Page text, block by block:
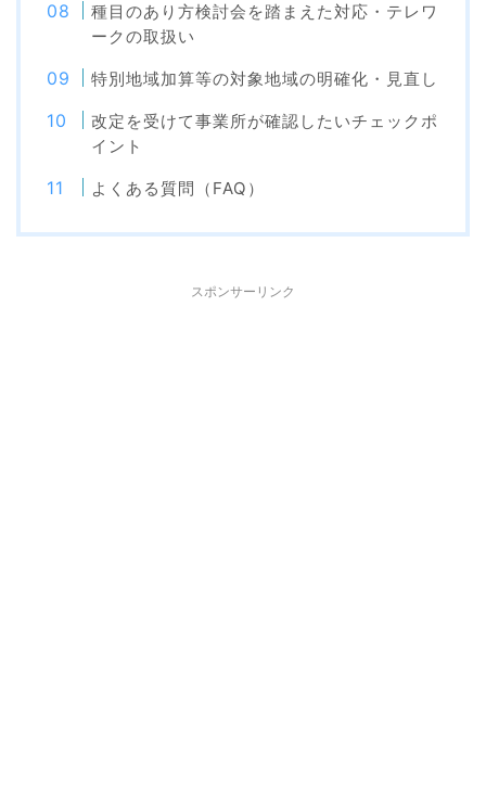
種目のあり方検討会を踏まえた対応・テレワ
ークの取扱い
特別地域加算等の対象地域の明確化・見直し
改定を受けて事業所が確認したいチェックポ
イント
よくある質問（FAQ）
スポンサーリンク